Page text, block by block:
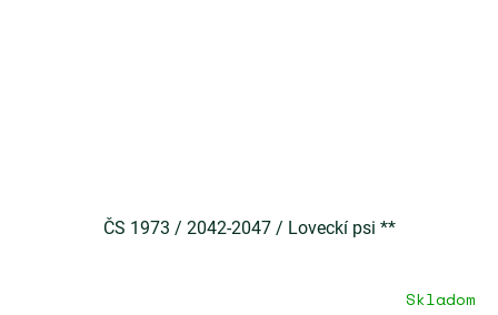
ČS 1973 / 2042-2047 / Loveckí psi **
Skladom